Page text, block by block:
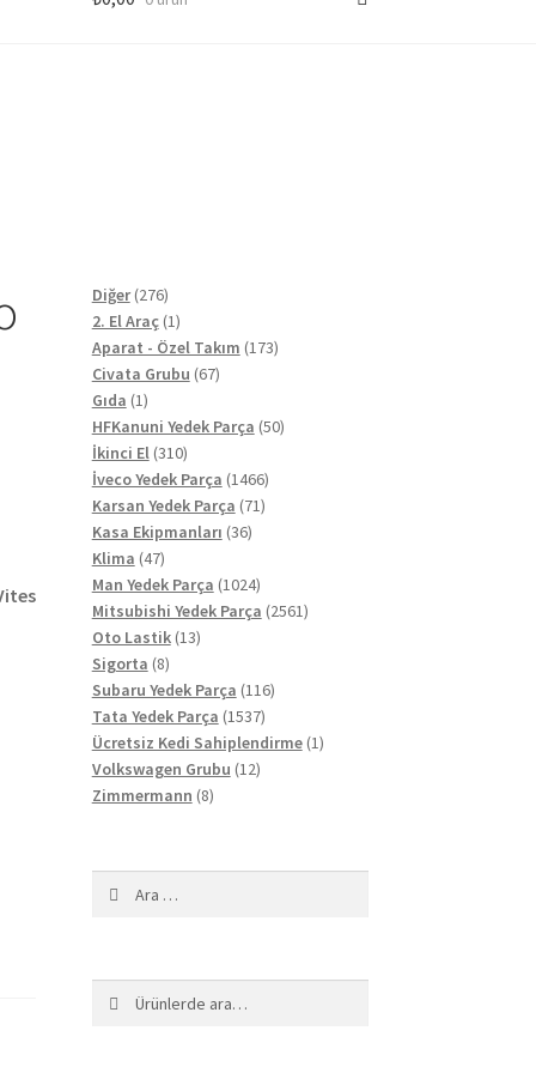
Diğer 276276
ürün
2. El Araç 11
ürün
Aparat - Özel Takım 173173
Civata Grubu 6767
Gıda 11
ürün
HFKanuni Yedek Parça 5050
İkinci El 310310
ürün
İveco Yedek Parça 14661466
ürün
Karsan Yedek Parça 7171
Kasa Ekipmanları 3636
Klima 4747
ürün
Man Yedek Parça 10241024
ürün
Mitsubishi Yedek Parça 25612561
Oto Lastik 1313
Sigorta 88
ürün
Subaru Yedek Parça 116116
Tata Yedek Parça 15371537
ürün
Ücretsiz Kedi Sahiplendirme 11
Volkswagen Grubu 1212
Zimmermann 88